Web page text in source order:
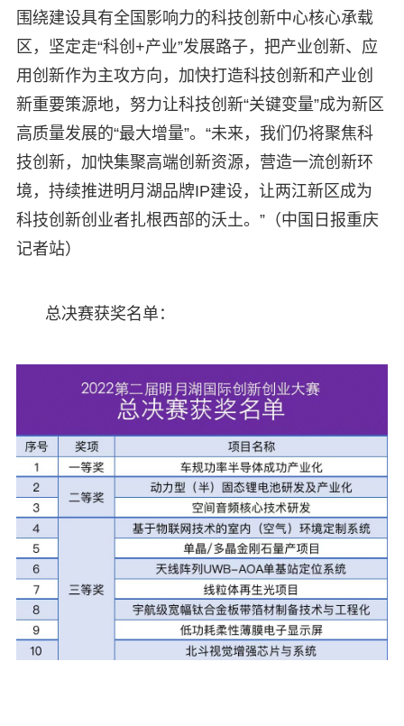
围绕建设具有全国影响力的科技创新中心核心承载
区，坚定走“科创+产业”发展路子，把产业创新、应
用创新作为主攻方向，加快打造科技创新和产业创
新重要策源地，努力让科技创新“关键变量”成为新区
高质量发展的“最大增量”。“未来，我们仍将聚焦科
技创新，加快集聚高端创新资源，营造一流创新环
境，持续推进明月湖品牌IP建设，让两江新区成为
科技创新创业者扎根西部的沃土。”（中国日报重庆
记者站）
总决赛获奖名单：